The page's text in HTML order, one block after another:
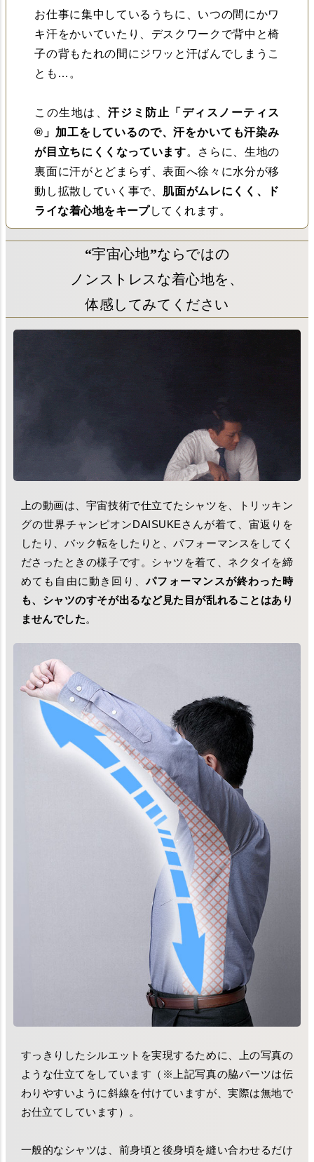
お仕事に集中しているうちに、いつの間にかワ
キ汗をかいていたり、デスクワークで背中と椅
子の背もたれの間にジワッと汗ばんでしまうこ
とも…。
この生地は、汗ジミ防止「ディスノーティス
®︎」加工をしているので、汗をかいても汗染み
が目立ちにくくなっています。さらに、生地の
裏面に汗がとどまらず、表面へ徐々に水分が移
動し拡散していく事で、 肌面がムレにくく、ド
ライな着心地をキープしてくれます。
“宇宙心地”ならではの
ノンストレスな着心地を、
体感してみてください
上の動画は、宇宙技術で仕立てたシャツを、トリッキン
グの世界チャンピオンDAISUKEさんが着て、宙返りを
したり、バック転をしたりと、パフォーマンスをしてく
ださったときの様子です。シャツを着て、ネクタイを締
めても自由に動き回り、パフォーマンスが終わった時
も、シャツのすそが出るなど見た目が乱れることはあり
ませんでした。
すっきりしたシルエットを実現するために、上の写真の
ような仕立てをしています（※上記写真の脇パーツは伝
わりやすいように斜線を付けていますが、実際は無地で
お仕立てしています）。
一般的なシャツは、前身頃と後身頃を縫い合わせるだけ